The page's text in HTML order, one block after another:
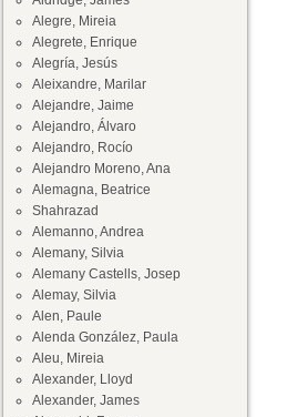
Alegre, Mireia
Alegrete, Enrique
Alegría, Jesús
Aleixandre, Marilar
Alejandre, Jaime
Alejandro, Álvaro
Alejandro, Rocío
Alejandro Moreno, Ana
Alemagna, Beatrice
Shahrazad
Alemanno, Andrea
Alemany, Silvia
Alemany Castells, Josep
Alemay, Silvia
Alen, Paule
Alenda González, Paula
Aleu, Mireia
Alexander, Lloyd
Alexander, James